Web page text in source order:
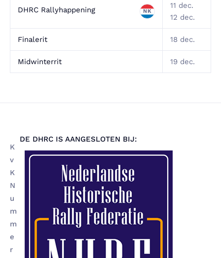
DHRC Rallyhappening NK
11 dec.
12 dec.
Finalerit 18 dec.
Midwinterrit 19 dec.
K
v
K
N
u
m
m
e
r
DE DHRC IS AANGESLOTEN BIJ: